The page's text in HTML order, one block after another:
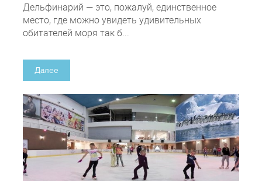
Дельфинарий — это, пожалуй, единственное
место, где можно увидеть удивительных
обитателей моря так б...
Далее